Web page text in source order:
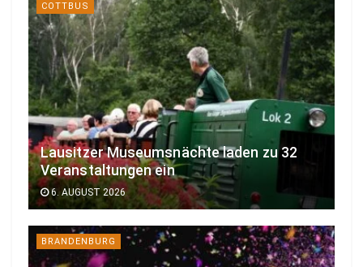
COTTBUS
Lausitzer Museumsnächte laden zu 32
Veranstaltungen ein
6. AUGUST 2026
BRANDENBURG